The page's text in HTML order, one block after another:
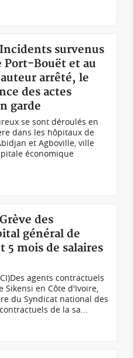
survenus
Port-Bouët et au
arrêté, le
des actes
garde
se sont déroulés en
dans les hôpitaux de
et Agboville, ville
économique
des
général de
5 mois de salaires
agents contractuels
Sikensi en Côte d'Ivoire,
du Syndicat national des
de la sa...